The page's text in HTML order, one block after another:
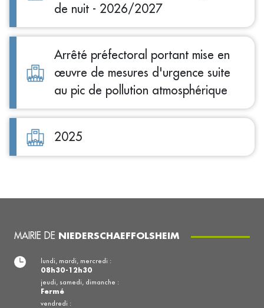
de nuit - 2026/2027
Arrêté préfectoral portant mise en
œuvre de mesures d'urgence suite
au pic de pollution atmosphérique
2025
MAIRIE DE NIEDERSCHAEFFOLSHEIM
lundi, mardi, mercredi :
08h30-12h30
jeudi, samedi, dimanche :
Fermé
vendredi :